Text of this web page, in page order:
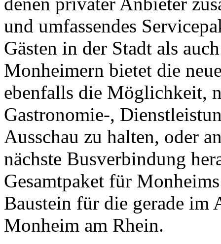
und umfassendes
Gästen in der Stadt als
Monheimern bietet die
ebenfalls die Möglichkeit,
Gastronomie-,
Ausschau zu halten, oder
nächste Busverbindung
Gesamtpaket für
Baustein für die gerade
Monheim am Rhein.